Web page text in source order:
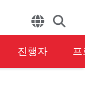
진행자